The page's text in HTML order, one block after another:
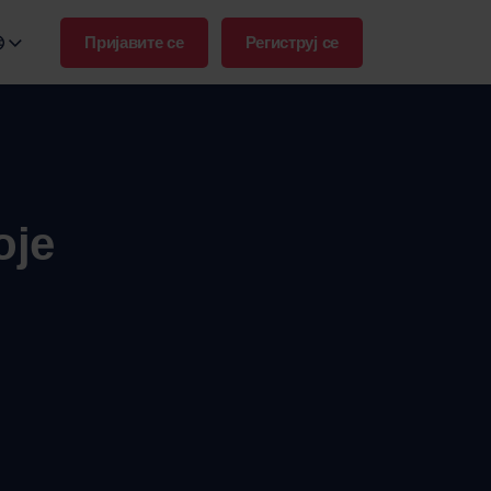
Пријавите се Региструј се